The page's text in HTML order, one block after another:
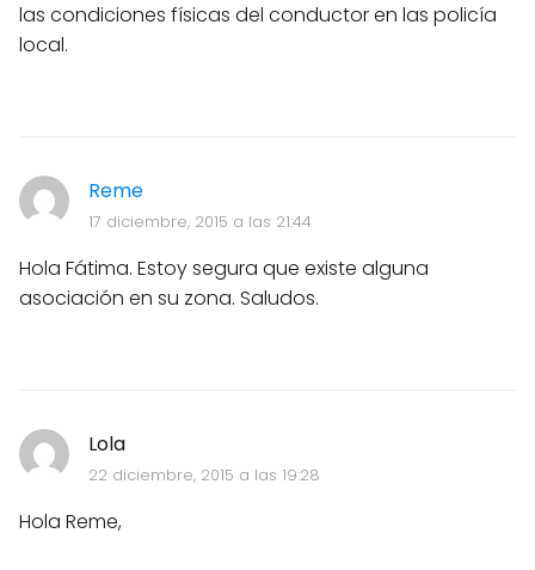
las condiciones físicas del conductor en las policía
local.
Reme
17 diciembre, 2015 a las 21:44
Hola Fátima. Estoy segura que existe alguna
asociación en su zona. Saludos.
Lola
22 diciembre, 2015 a las 19:28
Hola Reme,